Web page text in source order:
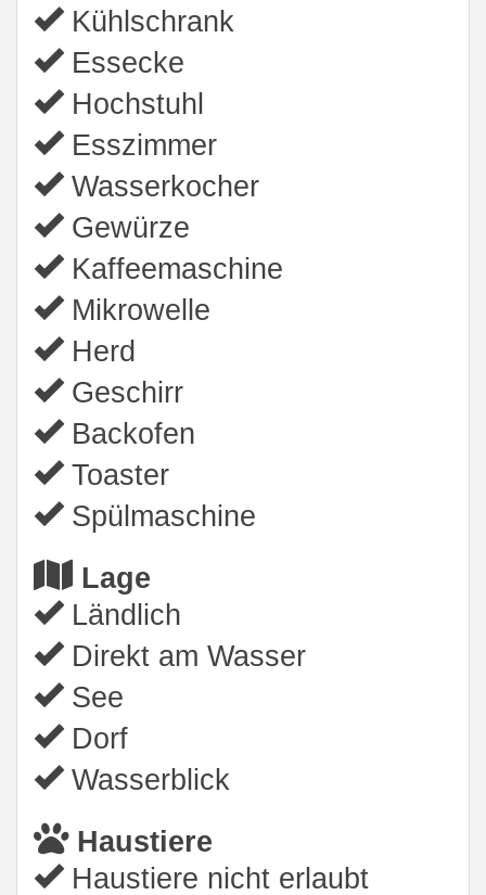
Kühlschrank
Essecke
Hochstuhl
Esszimmer
Wasserkocher
Gewürze
Kaffeemaschine
Mikrowelle
Herd
Geschirr
Backofen
Toaster
Spülmaschine
Lage
Ländlich
Direkt am Wasser
See
Dorf
Wasserblick
Haustiere
Haustiere nicht erlaubt